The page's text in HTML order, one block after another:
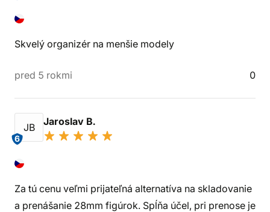
Skvelý organizér na menšie modely
pred 5 rokmi 0
JB
6
Jaroslav B.
Za tú cenu veľmi prijateľná alternatíva na skladovanie
a prenášanie 28mm figúrok. Spĺňa účel, pri prenose je